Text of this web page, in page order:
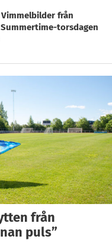
Vimmelbilder från
torsdagen
från
puls”